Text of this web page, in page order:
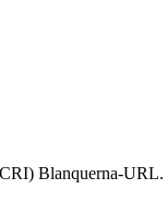
Blanquerna-URL.